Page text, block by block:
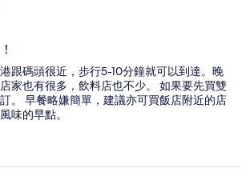
跟碼頭很近，步行5-10分鐘就可以到達。晚
家也有很多，飲料店也不少。 如果要先買雙
。 早餐略嫌簡單，建議亦可買飯店附近的店
味的早點。